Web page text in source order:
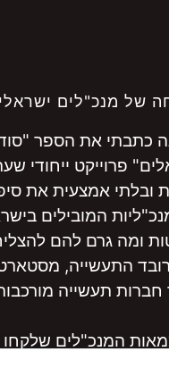
של מנכ"לים
כתבתי את הספר
פרוייקט ייחודי
המובילים
ומה גרם להם
התעשייה,
חברות תעשייה
המנכ"לים